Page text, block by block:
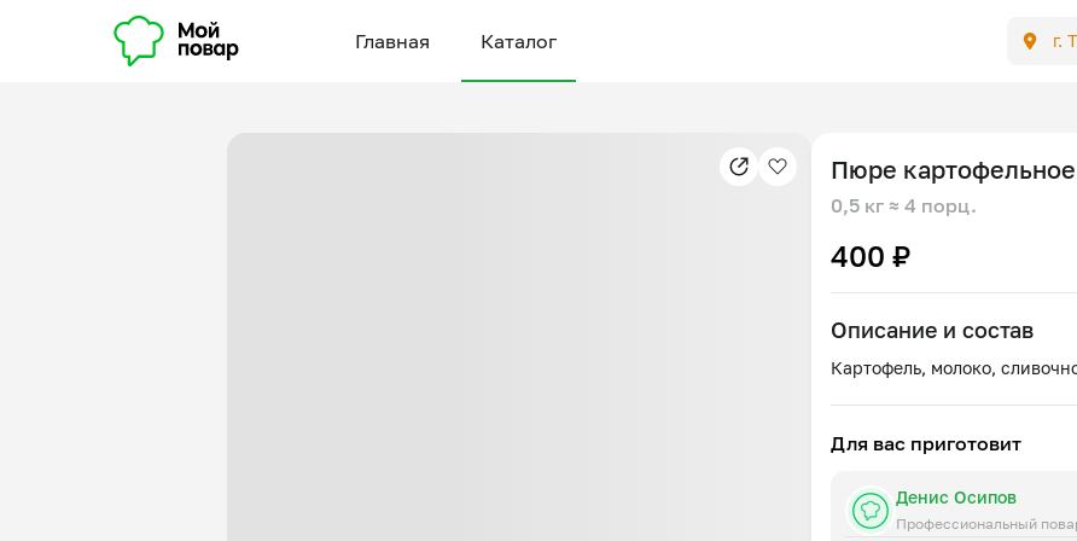
Главная Каталог г.
Пюре картофельное
0,5 кг ≈ 4 порц.
400 ₽
Описание и состав
Для вас приготовит
Денис Осипов
Профессиональный